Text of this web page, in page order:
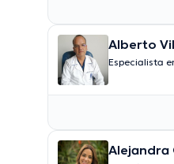
Alberto
Especialista
Alejandra